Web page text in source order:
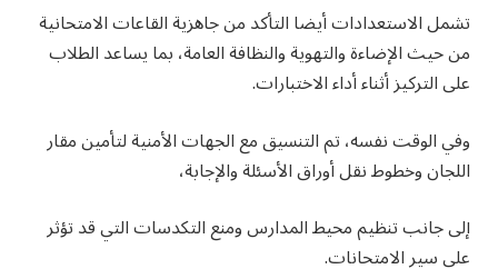
تشمل الاستعدادات أيضا التأكد من جاهزية القاعات الامتحانية
من حيث الإضاءة والتهوية والنظافة العامة، بما يساعد الطلاب
على التركيز أثناء أداء الاختبارات.
وفي الوقت نفسه، تم التنسيق مع الجهات الأمنية لتأمين مقار
اللجان وخطوط نقل أوراق الأسئلة والإجابة،
إلى جانب تنظيم محيط المدارس ومنع التكدسات التي قد تؤثر
على سير الامتحانات.